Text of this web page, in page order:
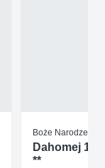
Boże Narodzenie
Dahomej
**